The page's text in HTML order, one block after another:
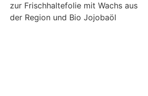
zur Frischhaltefolie mit Wachs aus
der Region und Bio Jojobaöl